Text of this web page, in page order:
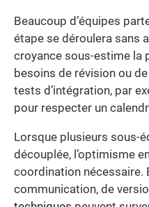
Beaucoup d’équipes
étape se déroulera sans
croyance sous-estime la
besoins de révision ou
tests d’intégration, par
pour respecter un
Lorsque plusieurs sous-
découplée, l’optimisme
coordination nécessaire.
communication, de